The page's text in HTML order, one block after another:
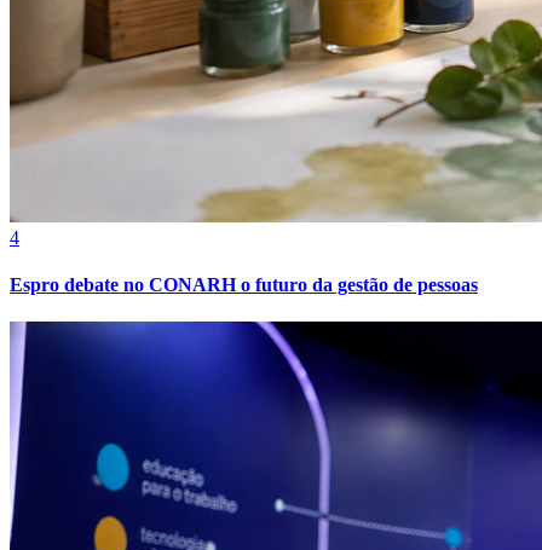
4
Espro debate no CONARH o futuro da gestão de pessoas